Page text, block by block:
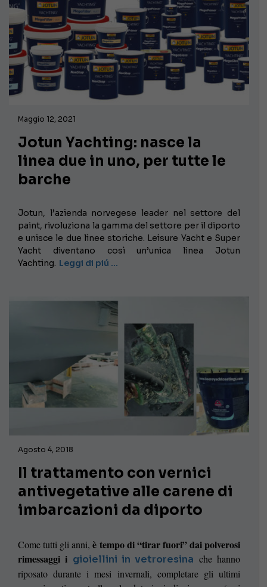
Maggio 12, 2021
Jotun Yachting: nasce la
linea due in uno, per tutte le
barche
Jotun, l’azienda norvegese leader nel settore del
paint, rivoluziona la gamma del settore per il diporto
e unisce le due linee storiche. Leisure Yacht e Super
Yacht diventano così un’unica linea Jotun
Yachting. Leggi di piú …
Agosto 4, 2018
Il trattamento con vernici
antivegetative alle carene di
imbarcazioni da diporto
Come tutti gli anni,è tempo di “tirar fuori” dai polverosi
rimessaggi i gioiellini in vetroresina che hanno
riposato durante i mesi invernali, completare gli ultimi